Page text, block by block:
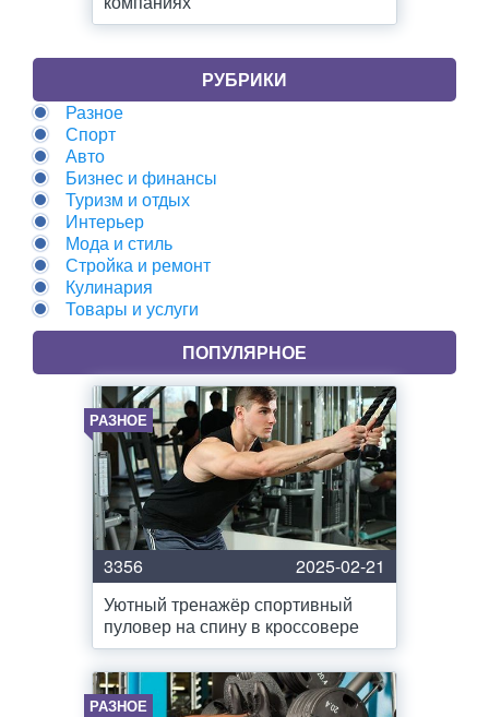
РУБРИКИ
Разное
Спорт
Авто
Бизнес и финансы
Туризм и отдых
Интерьер
Мода и стиль
Стройка и ремонт
Кулинария
Товары и услуги
ПОПУЛЯРНОЕ
РАЗНОЕ
3356
2025-02-21
Уютный тренажёр спортивный
пуловер на спину в кроссовере
РАЗНОЕ